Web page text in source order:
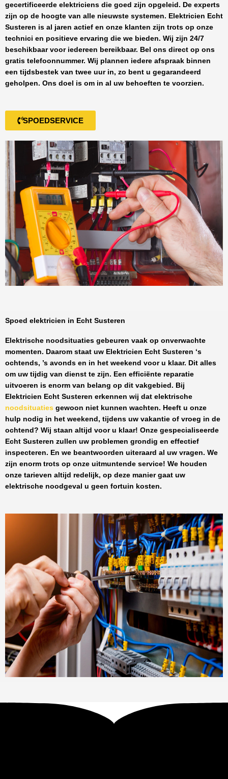
gecertificeerde elektriciens die goed zijn opgeleid. De experts
zijn op de hoogte van alle nieuwste systemen. Elektricien Echt
Susteren is al jaren actief en onze klanten zijn trots op onze
technici en positieve ervaring die we bieden. Wij zijn 24/7
beschikbaar voor iedereen bereikbaar. Bel ons direct op ons
gratis telefoonnummer. Wij plannen iedere afspraak binnen
een tijdsbestek van twee uur in, zo bent u gegarandeerd
geholpen. Ons doel is om in al uw behoeften te voorzien.
SPOEDSERVICE
Spoed elektricien in Echt Susteren
Elektrische noodsituaties gebeuren vaak op onverwachte
momenten. Daarom staat uw Elektricien Echt Susteren ‘s
ochtends, ’s avonds en in het weekend voor u klaar. Dit alles
om uw tijdig van dienst te zijn. Een efficiënte reparatie
uitvoeren is enorm van belang op dit vakgebied. Bij
Elektricien Echt Susteren erkennen wij dat elektrische
noodsituaties gewoon niet kunnen wachten. Heeft u onze
hulp nodig in het weekend, tijdens uw vakantie of vroeg in de
ochtend? Wij staan altijd voor u klaar! Onze gespecialiseerde
Echt Susteren zullen uw problemen grondig en effectief
inspecteren. En we beantwoorden uiteraard al uw vragen. We
zijn enorm trots op onze uitmuntende service! We houden
onze tarieven altijd redelijk, op deze manier gaat uw
elektrische noodgeval u geen fortuin kosten.